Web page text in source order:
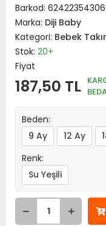
Barkod:
Marka: Diji Baby
Kategori: Bebek
Stok: 20+
Fiyat
187,50 TL
Beden:
9 Ay
12 Ay
Renk:
Su Yeşili